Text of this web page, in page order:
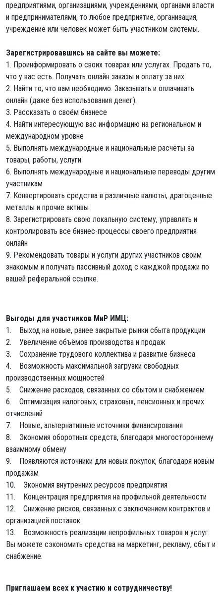
предприятиями, организациями, учреждениями, органами власти
и предпринимателями, то любое предприятие, организация,
учреждение или человек может быть участником системы.
Зарегистрировавшись на сайте вы можете:
1. Проинформировать о своих товарах или услугах. Продать то,
что у вас есть. Получать онлайн заказы и оплату за них.
2. Найти то, что вам необходимо. Заказывать и оплачивать
онлайн (даже без использования денег).
3. Рассказать о своём бизнесе
4. Найти интересующую вас информацию на региональном и
международном уровне
5. Выполнять международные и национальные расчёты за
товары, работы, услуги
6. Выполнять международные и национальные переводы другим
участникам
7. Конвертировать средства в различные валюты, драгоценные
металлы и прочие активы
8. Зарегистрировать свою локальную систему, управлять и
контролировать все бизнес-процессы своего предприятия
онлайн
9. Рекомендовать товары и услуги других участников своим
знакомым и получать пассивный доход с кажджой продажи по
вашей реферальной ссылке.
Выгоды для участников МиР ИМЦ:
1. Выход на новые, ранее закрытые рынки сбыта продукции
2. Увеличение объёмов производства и продаж
3. Сохранение трудового коллектива и развитие бизнеса
4. Возможность максимальной загрузки свободных
производственных мощностей
5. Снижение расходов, связанных со сбытом и снабжением
6. Оптимизация налоговых, страховых, пенсионных и прочих
отчислений
7. Новые, альтернативные источники финансирования
8. Экономия оборотных средств, благодаря многостороннему
взаимному обмену
9. Появляются источники для новых покупок, благодаря новым
продажам
10. Экономия внутренних ресурсов предприятия
11. Концентрация предприятия на профильной деятельности
12. Снижение рисков, связанных с заключением контрактов и
организацией поставок
13. Возможность реализации непрофильных товаров и услуг.
Вы можете сэкономить средства на маркетинг, рекламу, сбыт и
снабжение.
Приглашаем всех к участию и сотрудничеству!